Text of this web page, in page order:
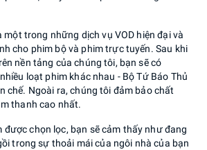
một trong những dịch vụ VOD hiện đại và
cho phim bộ và phim trực tuyến. Sau khi
nền tảng của chúng tôi, bạn sẽ có
loạt phim khác nhau - Bộ Tứ Báo Thủ
chế. Ngoài ra, chúng tôi đảm bảo chất
thanh cao nhất.
được chọn lọc, bạn sẽ cảm thấy như đang
trong sự thoải mái của ngôi nhà của bạn